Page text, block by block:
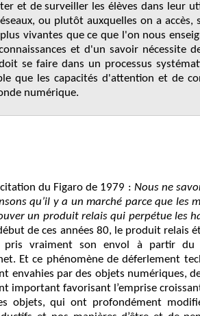
et de surveiller les élèves dans leur
ou plutôt auxquelles on a
vivantes que ce que l'on nous
et d'un savoir nécessite
se faire dans un processus
que les capacités d'attention et de
numérique.
du Figaro de 1979 : Nous ne
qu’il y a un marché parce que les
un produit relais qui perpétue les
de ces années 80, le produit relais
vraiment son envol à partir du
Et ce phénomène de déferlement
envahies par des objets numériques,
important favorisant l’emprise
objets, qui ont profondément